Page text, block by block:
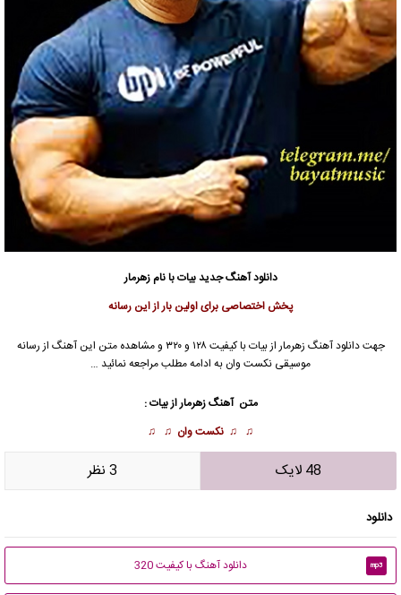
دانلود آهنگ جدیدبیاتبا نام زهرمار
پخش اختصاصی برای اولین بار از این رسانه
جهت دانلود آهنگ زهرمار ازبیات
با کیفیت ۱۲۸ و ۳۲۰ و مشاهده متن این آهنگ از رسانه
موسیقی نکست وان به ادامه مطلب مراجعه نمائید …
متن آهنگ زهرمار از بیات :
♫ ♫ نکست وان ♫ ♫
48 لایک 3 نظر
دانلود
mp3 دانلود آهنگ با کیفیت 320